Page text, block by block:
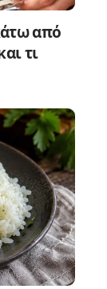
από
τι